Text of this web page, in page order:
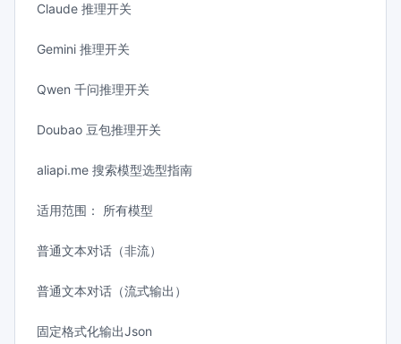
Claude 推理开关
Gemini 推理开关
Qwen 千问推理开关
Doubao 豆包推理开关
aliapi.me 搜索模型选型指南
适用范围： 所有模型
普通文本对话（非流）
普通文本对话（流式输出）
固定格式化输出Json